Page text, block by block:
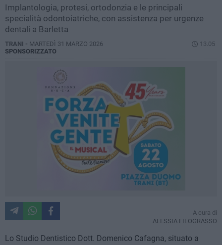
Implantologia, protesi, ortodonzia e le principali
specialità odontoiatriche, con assistenza per urgenze
dentali a Barletta
TRANI - MARTEDÌ 31 MARZO 2026
13.05
SPONSORIZZATO
A cura di
ALESSIA FILOGRASSO
Lo Studio Dentistico Dott. Domenico Cafagna, situato a